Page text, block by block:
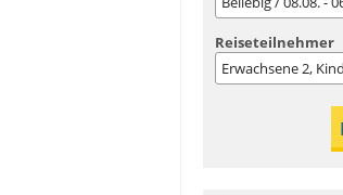
Reiseteilnehmer
Erwachsene2,